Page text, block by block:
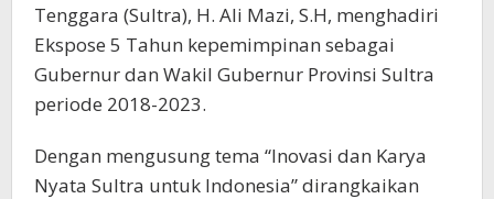
Tenggara (Sultra), H. Ali Mazi, S.H, menghadiri
Ekspose 5 Tahun kepemimpinan sebagai
Gubernur dan Wakil Gubernur Provinsi Sultra
periode 2018-2023.
Dengan mengusung tema “Inovasi dan Karya
Nyata Sultra untuk Indonesia” dirangkaikan